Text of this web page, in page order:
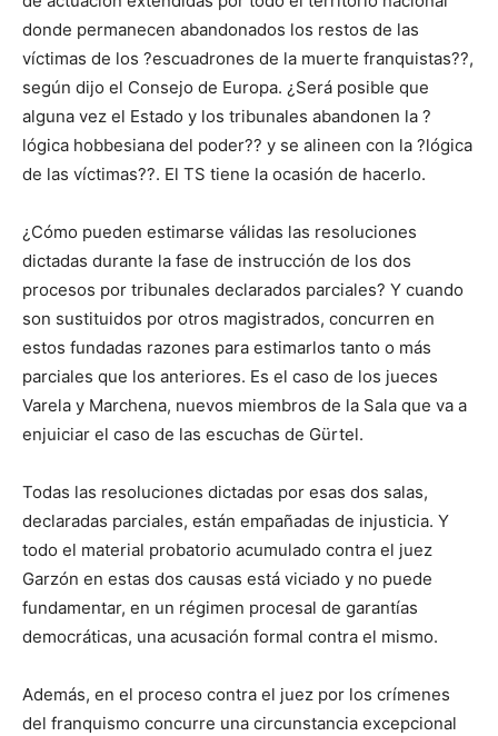
donde permanecen abandonados los restos de las
víctimas de los ?escuadrones de la muerte franquistas??,
según dijo el Consejo de Europa. ¿Será posible que
alguna vez el Estado y los tribunales abandonen la ?
lógica hobbesiana del poder?? y se alineen con la ?lógica
de las víctimas??. El TS tiene la ocasión de hacerlo.
¿Cómo pueden estimarse válidas las resoluciones
dictadas durante la fase de instrucción de los dos
procesos por tribunales declarados parciales? Y cuando
son sustituidos por otros magistrados, concurren en
estos fundadas razones para estimarlos tanto o más
parciales que los anteriores. Es el caso de los jueces
Varela y Marchena, nuevos miembros de la Sala que va a
enjuiciar el caso de las escuchas de Gürtel.
Todas las resoluciones dictadas por esas dos salas,
declaradas parciales, están empañadas de injusticia. Y
todo el material probatorio acumulado contra el juez
Garzón en estas dos causas está viciado y no puede
fundamentar, en un régimen procesal de garantías
democráticas, una acusación formal contra el mismo.
Además, en el proceso contra el juez por los crímenes
del franquismo concurre una circunstancia excepcional